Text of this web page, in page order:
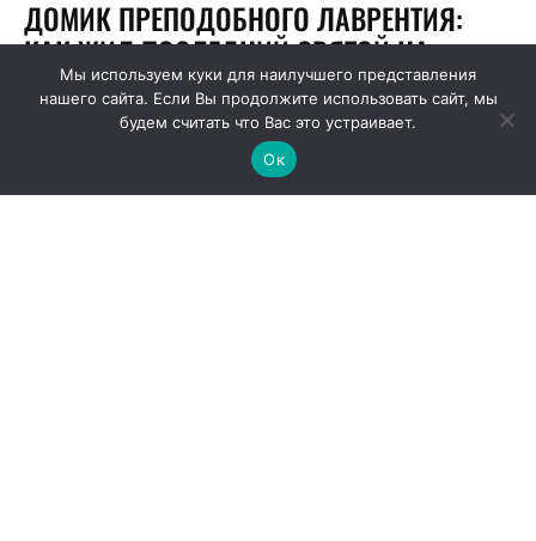
Мы используем куки для наилучшего представления
нашего сайта. Если Вы продолжите использовать сайт, мы
будем считать что Вас это устраивает.
Ок